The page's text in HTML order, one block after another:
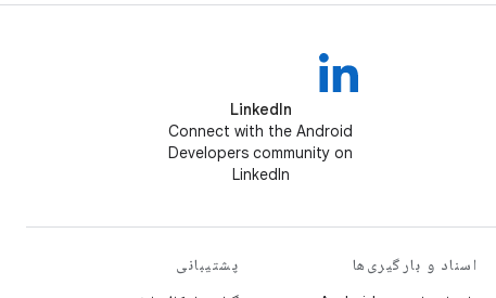
LinkedIn
Connect with the Android
Developers community on
LinkedIn
اسناد و بارگیری‌ها
پشتیبانی